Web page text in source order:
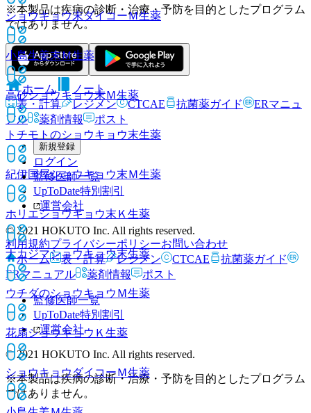
ショウキョウ末ダイコーＭ生薬
小島生姜末Ｍ生薬
高砂ショウキョウ末Ｍ生薬
トチモトのショウキョウ末生薬
紀伊国屋ショウキョウ末Ｍ生薬
ホリエショウキョウ末Ｋ 生薬
ナカジマショウキョウ末生薬
ウチダのショウキョウＭ生薬
花扇ショウキョウＫ 生薬
ショウキョウダイコーＭ生薬
※本製品は疾病の診断・治療・予防を目的としたプログラム
ではありません。
ホーム
ノート
表・計算
レジメン CTCAE 抗菌薬ガイド
ERマニュ
アル
薬剤情報 ポスト
新規登録
ログイン
監修医師一覧
UpToDate特別割引
運営会社
© 2021 HOKUTO Inc. All rights reserved.
利用規約プライバシーポリシーお問い合わせ
ホーム
表・計算 レジメン CTCAE
抗菌薬ガイド
ERマニュアル
薬剤情報 ポスト
監修医師一覧
UpToDate特別割引
運営会社
© 2021 HOKUTO Inc. All rights reserved.
※本製品は疾病の診断・治療・予防を目的としたプログラム
ではありません。